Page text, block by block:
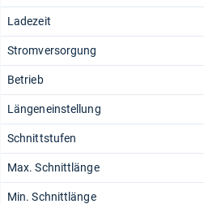
Ladezeit
Stromversorgung
Betrieb
Längeneinstellung
Schnittstufen
Max. Schnittlänge
Min. Schnittlänge